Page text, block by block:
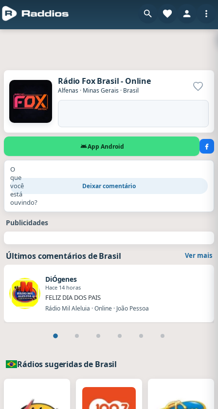
Rádio Fox Brasil - Online
Alfenas · Minas Gerais · Brasil
App Android
O
que
você
está
ouvindo?
Deixar comentário
Publicidades
Últimos comentários de Brasil Ver mais
DiÓgenes
Hace 14 horas
FELIZ DIA DOS PAIS
Rádio Mil Aleluia · Online · João Pessoa
Rádios sugeridas de Brasil